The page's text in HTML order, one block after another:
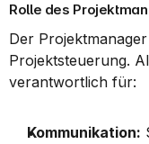
Rolle des
Der
Projektsteuerung.
verantwortlich für:
Kommunikation: